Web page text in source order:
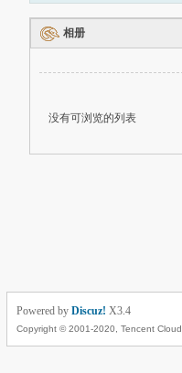
相册
没有可浏览的列表
Powered by Discuz! X3.4
Copyright © 2001-2020, Tencent Cloud.